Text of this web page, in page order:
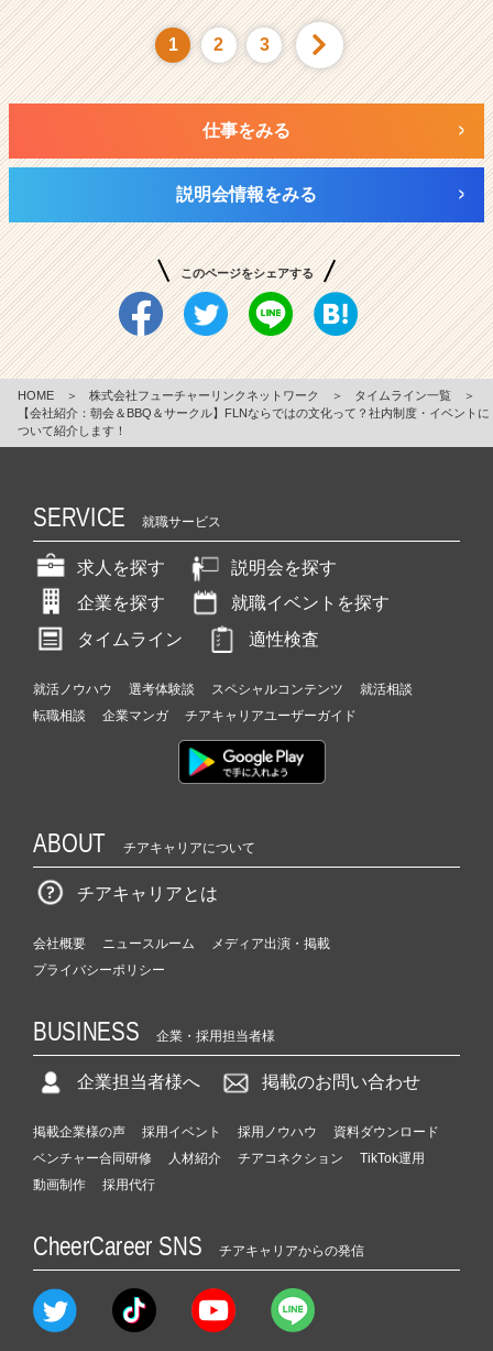
1 2 3
仕事をみる
説明会情報をみる
このページをシェアする
HOME ＞ 株式会社フューチャーリンクネットワーク ＞ タイムライン一覧
＞
【会社紹介：朝会＆BBQ＆サークル】FLNならではの文化って？社内制度・イベントに
ついて紹介します！
SERVICE 就職サービス
求人を探す
説明会を探す
企業を探す
就職イベントを探す
タイムライン
適性検査
就活ノウハウ 選考体験談 スペシャルコンテンツ
就活相談
転職相談
企業マンガ チアキャリアユーザーガイド
ABOUT チアキャリアについて
チアキャリアとは
会社概要 ニュースルーム
メディア出演・掲載
プライバシーポリシー
BUSINESS 企業・採用担当者様
企業担当者様へ 掲載のお問い合わせ
掲載企業様の声 採用イベント 採用ノウハウ
資料ダウンロード
ベンチャー合同研修
人材紹介 チアコネクション
TikTok運用
動画制作
採用代行
CheerCareer SNS チアキャリアからの発信